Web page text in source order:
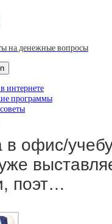
на денежные вопросы
интернете
программы
в офис/
поэт…